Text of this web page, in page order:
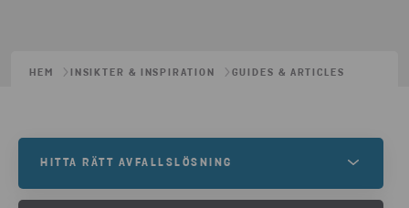
HEM INSIKTER & INSPIRATION GUIDES & ARTICLES
HITTA RÄTT AVFALLSLÖSNING